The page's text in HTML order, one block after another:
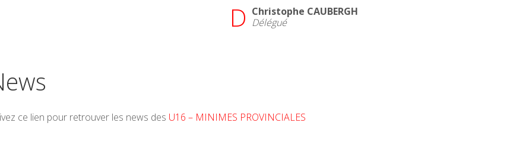
D Christophe CAUBERGH
Délégué
ce lien pour retrouver les news des U16 – MINIMES PROVINCIALES